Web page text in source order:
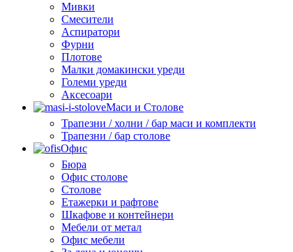
Мивки
Смесители
Аспиратори
Фурни
Плотове
Малки домакински уреди
Големи уреди
Аксесоари
Маси и Столове
Трапезни / холни / бар маси и комплекти
Трапезни / бар столове
Офис
Бюра
Офис столове
Столове
Етажерки и рафтове
Шкафове и контейнери
Мебели от метал
Офис мебели